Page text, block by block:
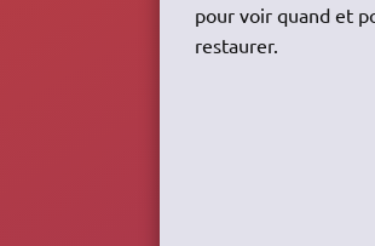
pour voir quand et
restaurer.